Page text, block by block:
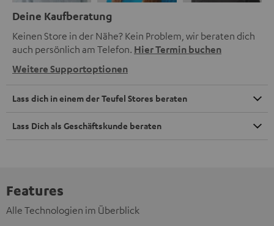
Deine Kaufberatung
Keinen Store in der Nähe? Kein Problem, wir beraten dich
auch persönlich am Telefon. Hier Termin buchen
Weitere Supportoptionen
Lass dich in einem der Teufel Stores beraten
Lass Dich als Geschäftskunde beraten
Features
Alle Technologien im Überblick